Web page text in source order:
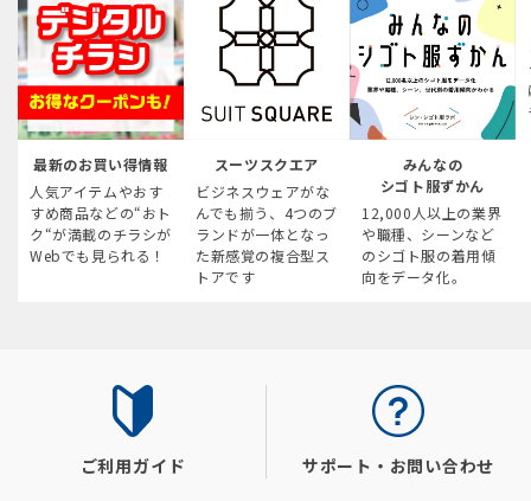
最新のお買い得情報
人気アイテムやおす
すめ商品などの“おト
ク“が満載のチラシが
Webでも見られる！
スーツスクエア
ビジネスウェアがな
んでも揃う、4つのブ
ランドが一体となっ
た新感覚の複合型ス
トアです
みんなの
シゴト服ずかん
12,000人以上の業界
や職種、シーンなど
のシゴト服の着用傾
向をデータ化。
ご利用ガイド サポート・お問い合わせ